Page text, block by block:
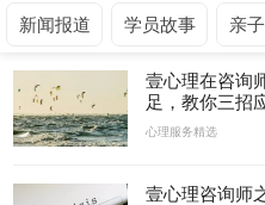
新闻报道 学员故事 亲
壹心理在咨询
足，教你三招
心理服务精选
壹心理咨询师